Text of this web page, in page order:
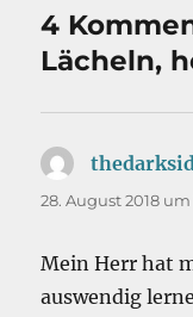
4
Lächeln,
28. August 2018 um
Mein Herr hat
auswendig